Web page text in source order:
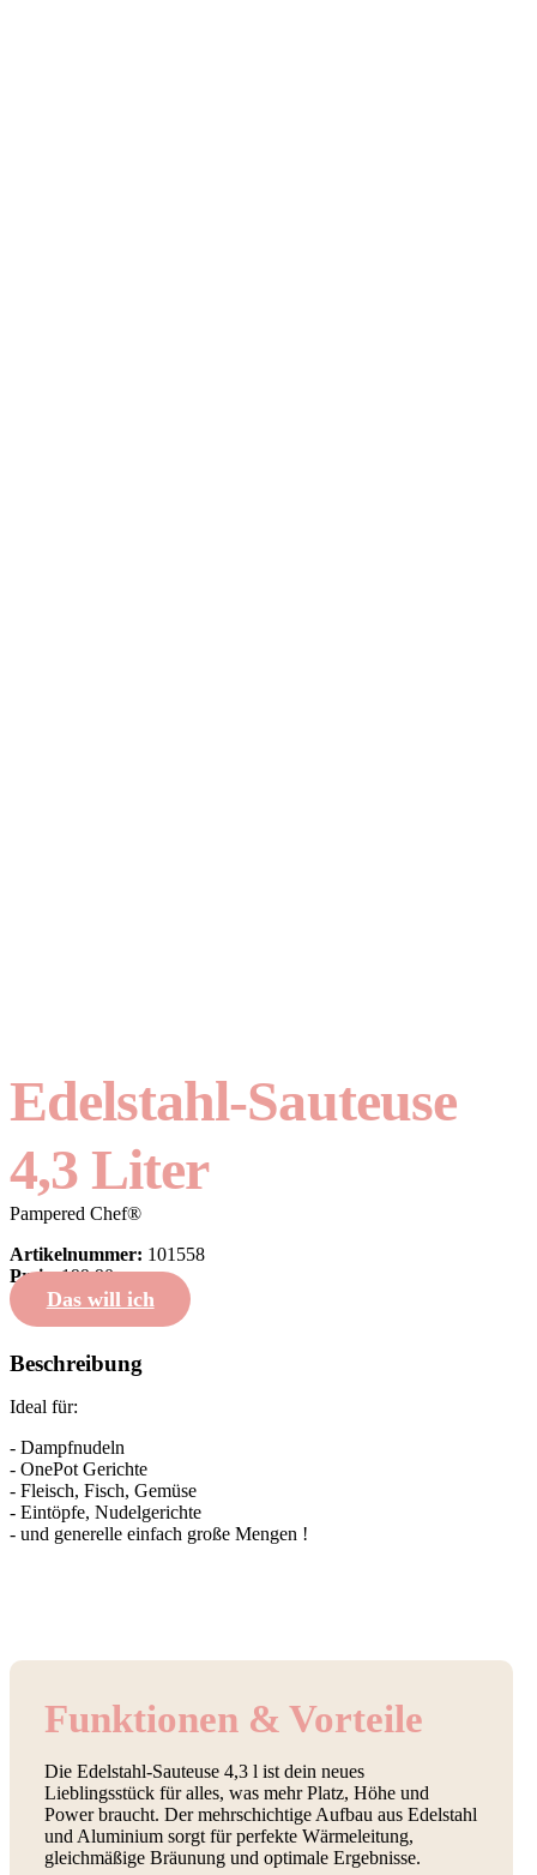
Edelstahl-Sauteuse
4,3 Liter
Pampered Chef®
Artikelnummer: 101558
Preis:199,90
Das will ich
Beschreibung
Ideal für:
- Dampfnudeln
- OnePot Gerichte
- Fleisch, Fisch, Gemüse
- Eintöpfe, Nudelgerichte
- und generelle einfach große Mengen !
Funktionen & Vorteile
Die Edelstahl-Sauteuse 4,3 l ist dein neues
Lieblingsstück für alles, was mehr Platz, Höhe und
Power braucht. Der mehrschichtige Aufbau aus Edelstahl
und Aluminium sorgt für perfekte Wärmeleitung,
gleichmäßige Bräunung und optimale Ergebnisse.